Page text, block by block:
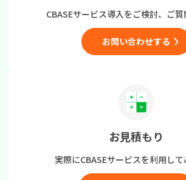
CBASEサービス導入をご検討、 ご
お問い合わせする
お見積もり
実際にCBASEサービスを利用し